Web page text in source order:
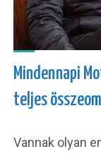
Mindennapi
teljes
Vannak olyan